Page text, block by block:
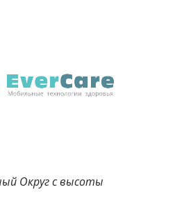
Округ с высоты